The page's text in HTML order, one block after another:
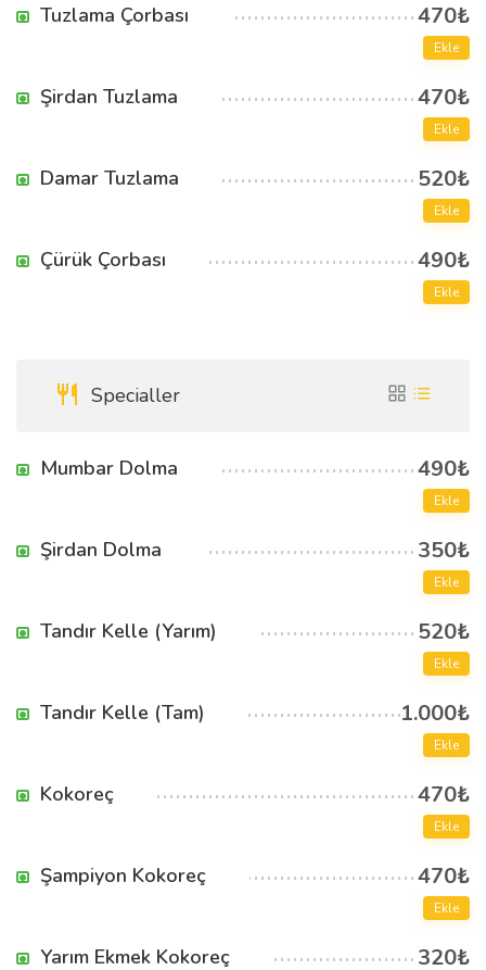
Tuzlama Çorbası 470₺
Ekle
Şirdan Tuzlama 470₺
Ekle
Damar Tuzlama 520₺
Ekle
Çürük Çorbası 490₺
Ekle
Specialler
Mumbar Dolma 490₺
Ekle
Şirdan Dolma 350₺
Ekle
Tandır Kelle (Yarım) 520₺
Ekle
Tandır Kelle (Tam) 1.000₺
Ekle
Kokoreç 470₺
Ekle
Şampiyon Kokoreç 470₺
Ekle
Yarım Ekmek Kokoreç 320₺